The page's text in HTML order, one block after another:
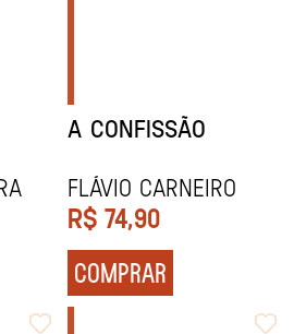
A CONFISSÃO
FLÁVIO CARNEIRO
R$ 74,90
COMPRAR